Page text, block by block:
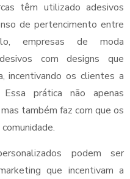
têm utilizado adesivos
de pertencimento entre
empresas de moda
com designs que
incentivando os clientes a
prática não apenas
também faz com que os
podem ser
que incentivam a